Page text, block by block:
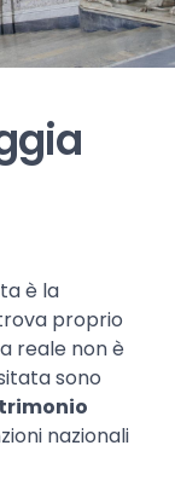
è la
proprio
reale non è
sono
nazionali